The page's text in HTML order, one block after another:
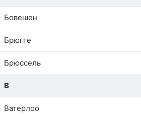
Бовешен
Брюгге
Брюссель
В
Ватерлоо